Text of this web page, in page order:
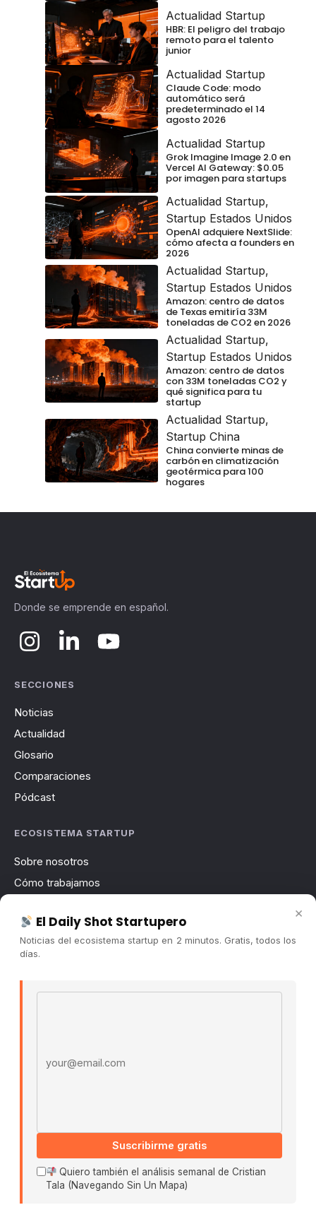
Actualidad Startup
HBR: El peligro del trabajo
remoto para el talento
junior
Actualidad Startup
Claude Code: modo
automático será
predeterminado el 14
agosto 2026
Actualidad Startup
Grok Imagine Image 2.0 en
Vercel AI Gateway: $0.05
por imagen para startups
Actualidad Startup,
Startup Estados Unidos
OpenAI adquiere NextSlide:
cómo afecta a founders en
2026
Actualidad Startup,
Startup Estados Unidos
Amazon: centro de datos
de Texas emitiría 33M
toneladas de CO2 en 2026
Actualidad Startup,
Startup Estados Unidos
Amazon: centro de datos
con 33M toneladas CO2 y
qué significa para tu
startup
Actualidad Startup,
Startup China
China convierte minas de
carbón en climatización
geotérmica para 100
hogares
Donde se emprende en español.
SECCIONES
Noticias
Actualidad
Glosario
Comparaciones
Pódcast
ECOSISTEMA STARTUP
Sobre nosotros
Cómo trabajamos
Contacto
Publicidad
Es La Hora de Aprender ↗
Políticas De Privacidad · Términos De Uso
×
El Daily Shot Startupero
Noticias del ecosistema startup en 2 minutos. Gratis, todos los
días.
Suscribirme gratis
Quiero también el análisis semanal de Cristian
Tala (Navegando Sin Un Mapa)